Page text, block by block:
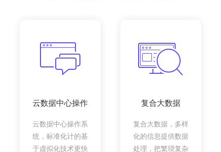
云数据中心操作
云数据中心操作系
统，标准化计的基
于虚拟化技术更快
复合大数据
复合大数据，多样
化的信息提供数据
处理，把繁琐复杂